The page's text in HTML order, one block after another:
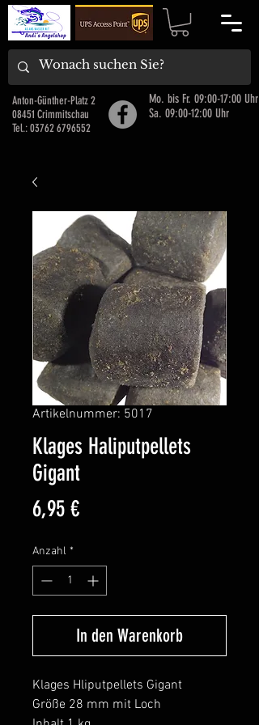
Anton-Günther-Platz 2
08451 Crimmitschau
Tel.:03762 6796552
Mo. bis Fr. 09:00-17:00 Uhr
Sa. 09:00-12:00 Uhr
Artikelnummer: 5017
Klages Haliputpellets
Gigant
6,95 €Preis
Anzahl *
In den Warenkorb
Klages Hliputpellets Gigant
Größe 28 mm mit Loch